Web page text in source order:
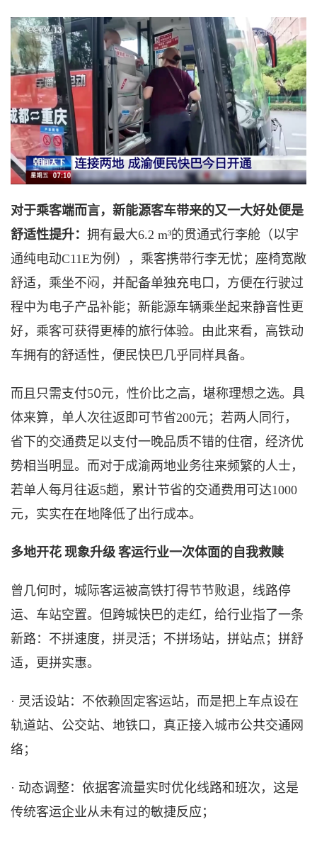
对于乘客端而言，新能源客车带来的又一大好处便是
舒适性提升： 拥有最大6.2 m³的贯通式行李舱（以宇
通纯电动C11E为例），乘客携带行李无忧；座椅宽敞
舒适，乘坐不闷，并配备单独充电口，方便在行驶过
程中为电子产品补能；新能源车辆乘坐起来静音性更
好，乘客可获得更棒的旅行体验。由此来看，高铁动
车拥有的舒适性，便民快巴几乎同样具备。
而且只需支付50元，性价比之高，堪称理想之选。具
体来算，单人次往返即可节省200元；若两人同行，
省下的交通费足以支付一晚品质不错的住宿，经济优
势相当明显。而对于成渝两地业务往来频繁的人士，
若单人每月往返5趟，累计节省的交通费用可达1000
元，实实在在地降低了出行成本。
多地开花 现象升级 客运行业一次体面的自我救赎
曾几何时，城际客运被高铁打得节节败退，线路停
运、车站空置。但跨城快巴的走红，给行业指了一条
新路：不拼速度，拼灵活；不拼场站，拼站点；拼舒
适，更拼实惠。
· 灵活设站：不依赖固定客运站，而是把上车点设在
轨道站、公交站、地铁口，真正接入城市公共交通网
络；
· 动态调整：依据客流量实时优化线路和班次，这是
传统客运企业从未有过的敏捷反应；